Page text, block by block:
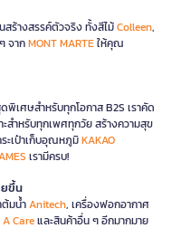
สร้างสรรค์ตัวจริง ทั้งสีไม้Colleen,
จากMONT MARTEให้คุณ
เศษสำหรับทุกโอกาส B2S เราคัด
ะสำหรับทุกเพศทุกวัย สร้างความสุข
ะเป๋าเก็บอุณหภูมิKAKAO
เรามีครบ!
ยขึ้น
ต้มน้ำAnitech, เครื่องฟอกอากาศ
Careและสินค้าอื่น ๆ อีกมากมาย